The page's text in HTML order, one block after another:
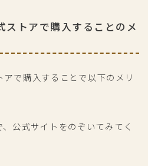
トアで購入することのメ
で購入することで以下のメリ
公式サイトをのぞいてみてく